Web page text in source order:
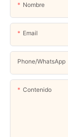
Nombre
Email
Phone/whatsApp
Contenido